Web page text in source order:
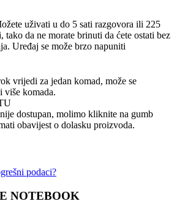
uživati u do 5 sati razgovora ili 225
tako da ne morate brinuti da ćete ostati bez
Uređaj se može brzo napuniti
vrijedi za jedan komad, može se
više komada.
dostupan, molimo kliknite na gumb
obavijest o dolasku proizvoda.
podaci?
NOTEBOOK